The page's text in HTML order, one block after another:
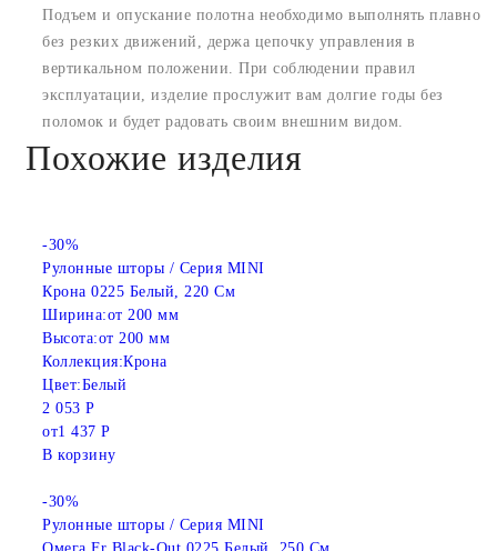
Подъем и опускание полотна необходимо выполнять плавно
без резких движений, держа цепочку управления в
вертикальном положении. При соблюдении правил
эксплуатации, изделие прослужит вам долгие годы без
поломок и будет радовать своим внешним видом.
Похожие изделия
-30%
Рулонные шторы / Серия MINI
Крона 0225 Белый, 220 См
Ширина:от 200 мм
Высота:от 200 мм
Коллекция:Крона
Цвет:Белый
2 053 Р
от1 437 Р
В корзину
-30%
Рулонные шторы / Серия MINI